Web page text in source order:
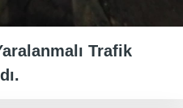
Trafik